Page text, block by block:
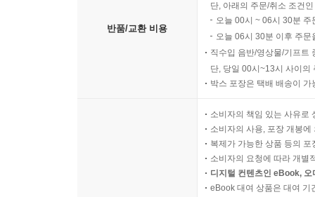
반품/교환 비용
단, 아래의 주문/취소 조건
오늘 00시 ~ 06시 30분
오늘 06시 30분 이후 주
직수입 음반/영상물/기프트
단, 당일 00시~13시 사이의
박스 포장은 택배 배송이
소비자의 책임 있는 사유로
소비자의 사용, 포장 개봉
복제가 가능한 상품 등의
소비자의 요청에 따라 개별
디지털 컨텐츠인 eBook,
eBook 대여 상품은 대여 기